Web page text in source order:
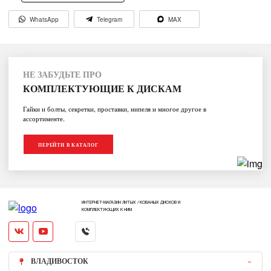
WhatsApp Telegram MAX
НЕ ЗАБУДЬТЕ ПРО
КОМПЛЕКТУЮЩИЕ К ДИСКАМ
Гайки и болты, секретки, проставки, нипеля и многое другое в
ассортименте.
ПЕРЕЙТИ В КАТАЛОГ
ИНТЕРНЕТ-МАГАЗИН ЛИТЫХ / КОВАНЫХ ДИСКОВ И
КОМПЛЕКТУЮЩИХ К НИМ
ВЛАДИВОСТОК